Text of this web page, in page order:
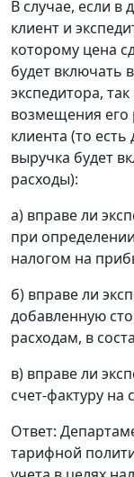
В случае, если в
клиент и
которому цена
будет включать
экспедитора,
возмещения его
клиента (то
выручка будет
расходы):
а) вправе ли
при
налогом на
б) вправе ли
добавленную
расходам, в
в) вправе ли
счет-фактуру на
Ответ:
тарифной